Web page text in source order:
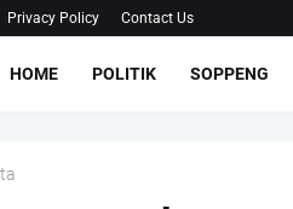
Privacy Policy Contact Us
HOME POLITIK SOPPENG